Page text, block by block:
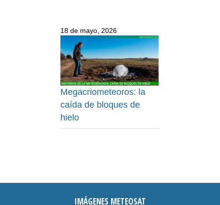
18 de mayo, 2026
Megacriometeoros: la
caída de bloques de
hielo
IMÁGENES METEOSAT